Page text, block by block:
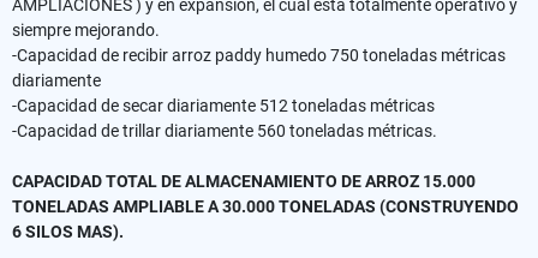
AMPLIACIONES ) y en expansión, el cual está totalmente operativo y
siempre mejorando.
-Capacidad de recibir arroz paddy humedo 750 toneladas métricas
diariamente
-Capacidad de secar diariamente 512 toneladas métricas
-Capacidad de trillar diariamente 560 toneladas métricas.
CAPACIDAD TOTAL DE ALMACENAMIENTO DE ARROZ 15.000
TONELADAS AMPLIABLE A 30.000 TONELADAS (CONSTRUYENDO
6 SILOS MAS).